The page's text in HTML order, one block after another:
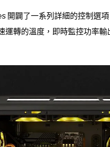
開闢了一系列詳細的控制選
運轉的溫度，即時監控功率